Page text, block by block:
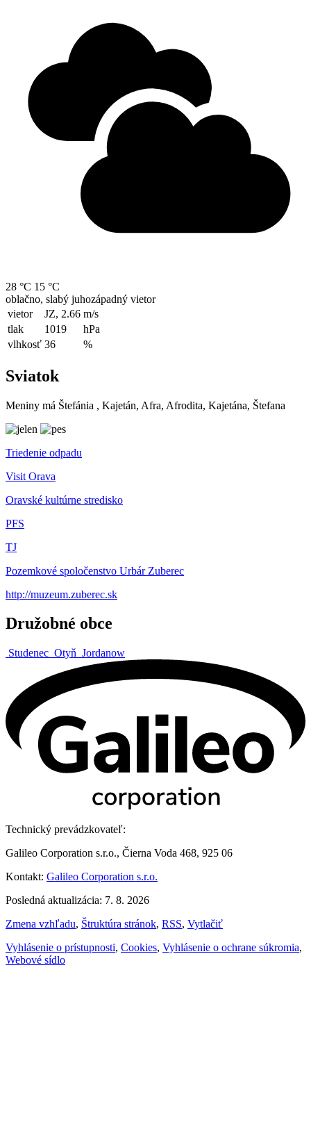
28 °C 15 °C
oblačno, slabý juhozápadný vietor
vietor
JZ, 2.66 m/s
tlak
1019
hPa
vlhkosť 36 %
Sviatok
Meniny má Štefánia , Kajetán, Afra, Afrodita, Kajetána, Štefana
Triedenie odpadu
Visit Orava
Oravské kultúrne stredisko
PFS
TJ
Pozemkové spoločenstvo Urbár Zuberec
http://muzeum.zuberec.sk
Družobné obce
Studenec Otyň Jordanow
Technický prevádzkovateľ:
Galileo Corporation s.r.o., Čierna Voda 468, 925 06
Kontakt: Galileo Corporation s.r.o.
Posledná aktualizácia: 7. 8. 2026
Zmena vzhľadu, Štruktúra stránok, RSS, Vytlačiť
Vyhlásenie o prístupnosti, Cookies, Vyhlásenie o ochrane súkromia,
Webové sídlo